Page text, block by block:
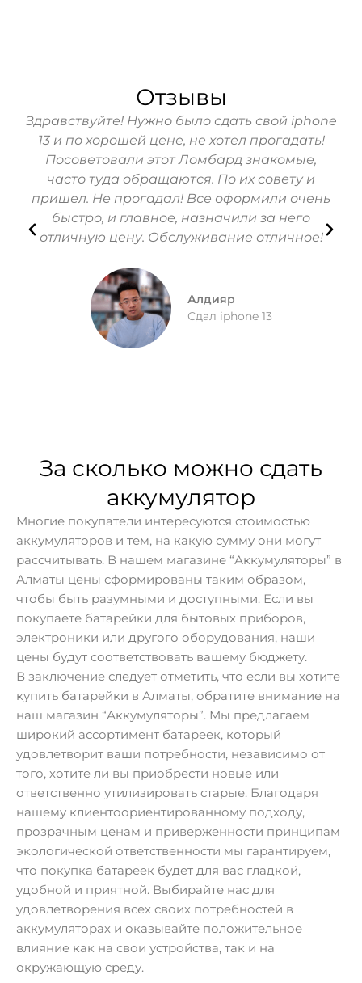
Отзывы
Здравствуйте! Нужно было сдать свой iphone
13 и по хорошей цене, не хотел прогадать!
Посоветовали этот Ломбард знакомые,
часто туда обращаются. По их совету и
пришел. Не прогадал! Все оформили очень
быстро, и главное, назначили за него
отличную цену. Обслуживание отличное!
Алдияр
Сдал iphone 13
За сколько можно сдать
аккумулятор
Многие покупатели интересуются стоимостью
аккумуляторов и тем, на какую сумму они могут
рассчитывать. В нашем магазине “Аккумуляторы” в
Алматы цены сформированы таким образом,
чтобы быть разумными и доступными. Если вы
покупаете батарейки для бытовых приборов,
электроники или другого оборудования, наши
цены будут соответствовать вашему бюджету.
В заключение следует отметить, что если вы хотите
купить батарейки в Алматы, обратите внимание на
наш магазин “Аккумуляторы”. Мы предлагаем
широкий ассортимент батареек, который
удовлетворит ваши потребности, независимо от
того, хотите ли вы приобрести новые или
ответственно утилизировать старые. Благодаря
нашему клиентоориентированному подходу,
прозрачным ценам и приверженности принципам
экологической ответственности мы гарантируем,
что покупка батареек будет для вас гладкой,
удобной и приятной. Выбирайте нас для
удовлетворения всех своих потребностей в
аккумуляторах и оказывайте положительное
влияние как на свои устройства, так и на
окружающую среду.